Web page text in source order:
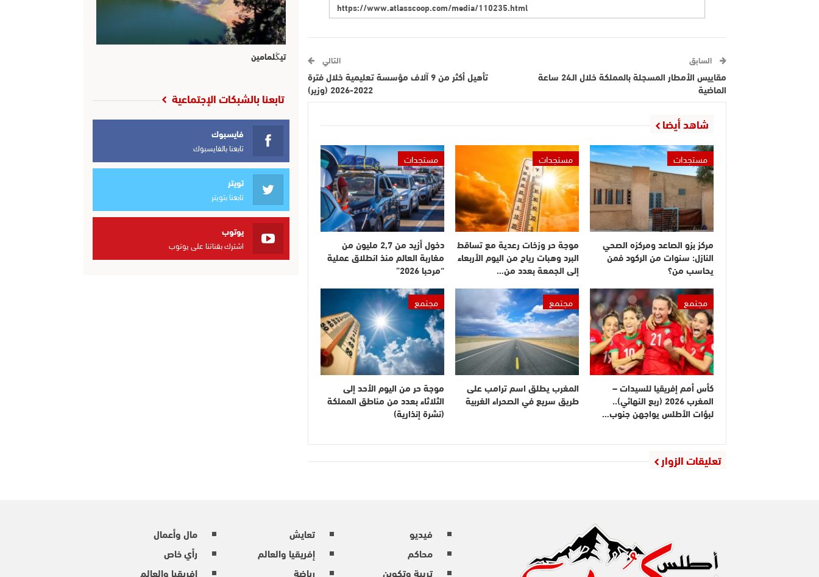
السابق
مقاييس الأمطار المسجلة بالمملكة خلال الـ24 ساعة
الماضية
التالي
تأهيل أكثر من 9 آلاف مؤسسة تعليمية خلال فترة
2022-2026 (وزير)
شاهد أيضا
مستجدات
مركز بزو الصاعد ومركزه الصحي
النازل: سنوات من الركود فمن
يحاسب من؟
مستجدات
موجة حر وزخات رعدية مع تساقط
البرد وهبات رياح من اليوم الأربعاء
إلى الجمعة بعدد من…
مستجدات
دخول أزيد من 2,7 مليون من
مغاربة العالم منذ انطلاق عملية
“مرحبا 2026”
مجتمع
كأس أمم إفريقيا للسيدات –
المغرب 2026 (ربع النهائي)..
لبؤات الأطلس يواجهن جنوب…
مجتمع
المغرب يطلق اسم ترامب على
طريق سريع في الصحراء الغربية
مجتمع
موجة حر من اليوم الأحد إلى
الثلاثاء بعدد من مناطق المملكة
(نشرة إنذارية)
تعليقات الزوار
تيڭلمامين
تابعنا بالشبكات الإجتماعية
فايسبوك
تابعنا بالفايسبوك
تويتر
تابعنا بتويتر
يوتوب
اشترك بقناتنا على يوتوب
فيديو
محاكم
تربية وتكوين
تعايش
إفريقيا والعالم
رياضة
مال وأعمال
رأي خاص
إفريقيا والعالم